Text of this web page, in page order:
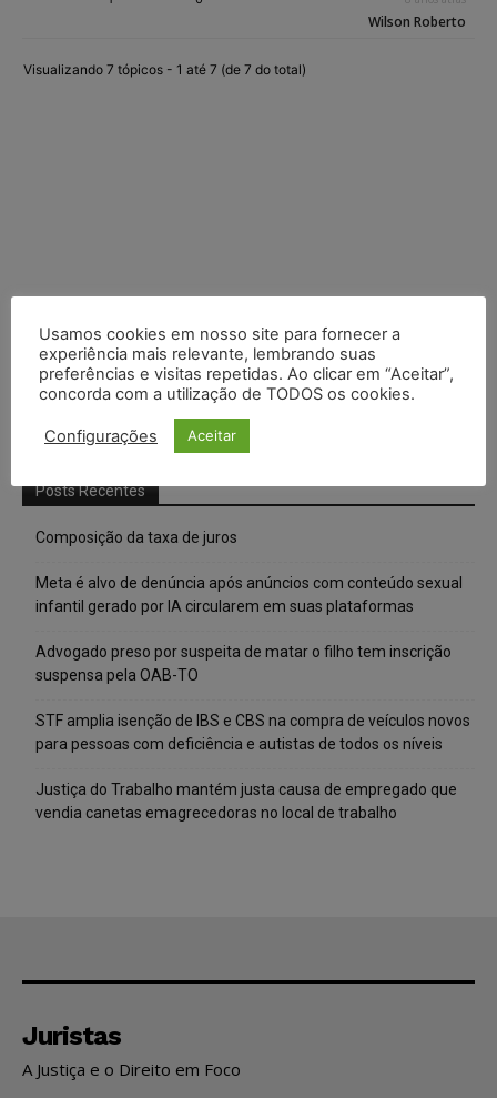
Wilson Roberto
Visualizando 7 tópicos - 1 até 7 (de 7 do total)
Posts Recentes
Composição da taxa de juros
Meta é alvo de denúncia após anúncios com conteúdo sexual
infantil gerado por IA circularem em suas plataformas
Advogado preso por suspeita de matar o filho tem inscrição
suspensa pela OAB-TO
STF amplia isenção de IBS e CBS na compra de veículos novos
para pessoas com deficiência e autistas de todos os níveis
Justiça do Trabalho mantém justa causa de empregado que
vendia canetas emagrecedoras no local de trabalho
Juristas
A Justiça e o Direito em Foco
Usamos cookies em nosso site para fornecer a
experiência mais relevante, lembrando suas
preferências e visitas repetidas. Ao clicar em “Aceitar”,
concorda com a utilização de TODOS os cookies.
Configurações Aceitar